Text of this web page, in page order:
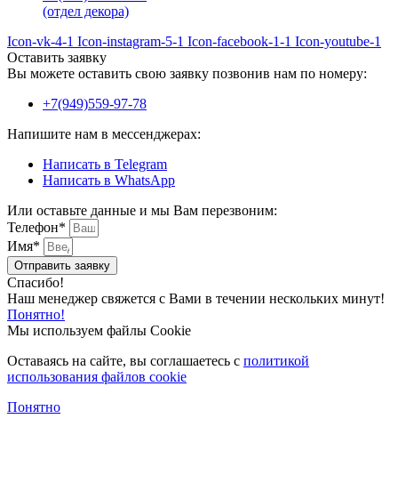
(отдел декора)
Icon-vk-4-1 Icon-instagram-5-1 Icon-facebook-1-1 Icon-youtube-1
Оставить заявку
Вы можете оставить свою заявку позвонив нам по номеру:
+7(949)559-97-78
Напишите нам в мессенджерах:
Написать в Telegram
Написать в WhatsApp
Или оставьте данные и мы Вам перезвоним:
Телефон*
Имя*
Отправить заявку
Спасибо!
Наш менеджер свяжется с Вами в течении нескольких минут!
Понятно!
Мы используем файлы Cookie
Оставаясь на сайте, вы соглашаетесь c политикой
использования файлов cookie
Понятно